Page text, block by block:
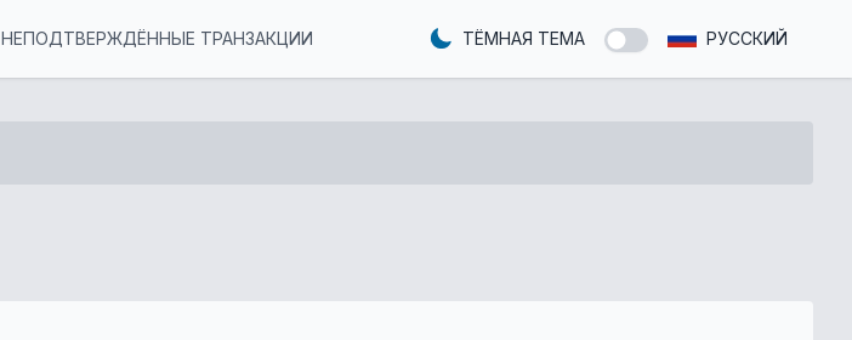
НЕПОДТВЕРЖДЁННЫЕ ТРАНЗАКЦИИ ТЁМНАЯ ТЕМА РУССКИЙ